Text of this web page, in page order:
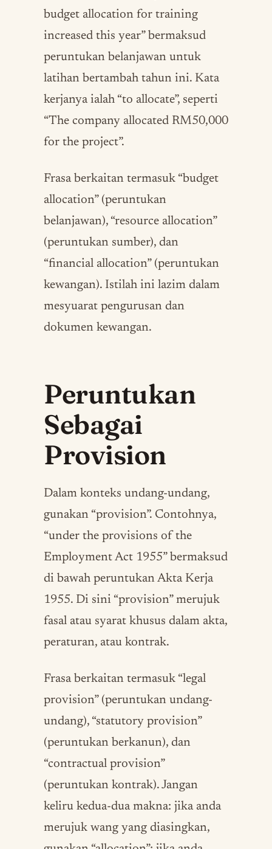
budget allocation for training
increased this year” bermaksud
peruntukan belanjawan untuk
latihan bertambah tahun ini. Kata
kerjanya ialah “to allocate”, seperti
“The company allocated RM50,000
for the project”.
Frasa berkaitan termasuk “budget
allocation” (peruntukan
belanjawan), “resource allocation”
(peruntukan sumber), dan
“financial allocation” (peruntukan
kewangan). Istilah ini lazim dalam
mesyuarat pengurusan dan
dokumen kewangan.
Peruntukan
Sebagai
Provision
Dalam konteks undang-undang,
gunakan “provision”. Contohnya,
“under the provisions of the
Employment Act 1955” bermaksud
di bawah peruntukan Akta Kerja
1955. Di sini “provision” merujuk
fasal atau syarat khusus dalam akta,
peraturan, atau kontrak.
Frasa berkaitan termasuk “legal
provision” (peruntukan undang-
undang), “statutory provision”
(peruntukan berkanun), dan
“contractual provision”
(peruntukan kontrak). Jangan
keliru kedua-dua makna: jika anda
merujuk wang yang diasingkan,